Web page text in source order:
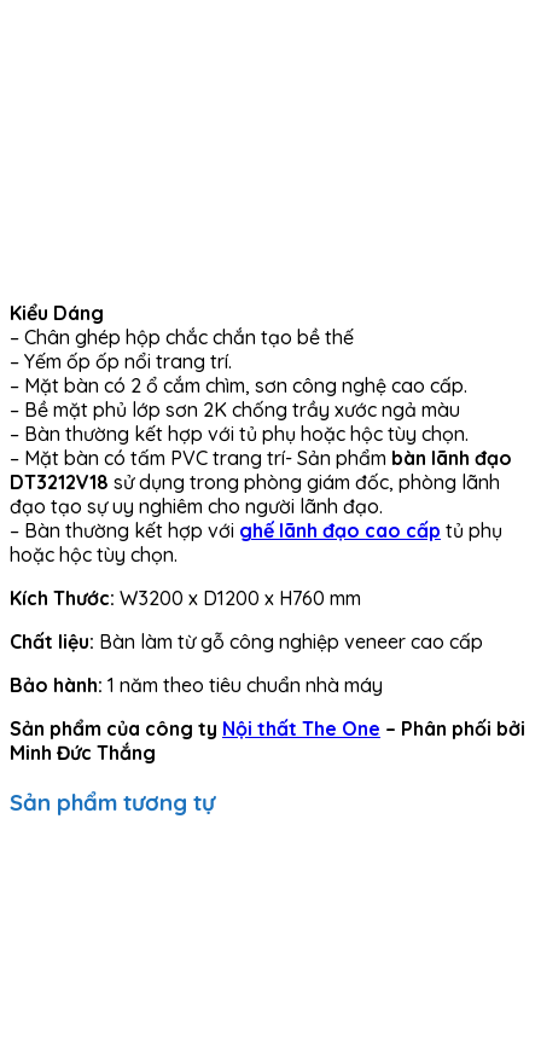
Kiểu Dáng
– Chân ghép hộp chắc chắn tạo bề thế
– Yếm ốp ốp nổi trang trí.
– Mặt bàn có 2 ổ cắm chìm, sơn công nghệ cao cấp.
– Bề mặt phủ lớp sơn 2K chống trầy xước ngả màu
– Bàn thường kết hợp với tủ phụ hoặc hộc tùy chọn.
– Mặt bàn có tấm PVC trang trí- Sản phẩm bàn lãnh đạo
DT3212V18 sử dụng trong phòng giám đốc, phòng lãnh
đạo tạo sự uy nghiêm cho người lãnh đạo.
– Bàn thường kết hợp với ghế lãnh đạo cao cấp tủ phụ
hoặc hộc tùy chọn.
Kích Thước: W3200 x D1200 x H760 mm
Chất liệu: Bàn làm từ gỗ công nghiệp veneer cao cấp
Bảo hành: 1 năm theo tiêu chuẩn nhà máy
Sản phẩm của công ty Nội thất The One – Phân phối bởi
Minh Đức Thắng
Sản phẩm tương tự